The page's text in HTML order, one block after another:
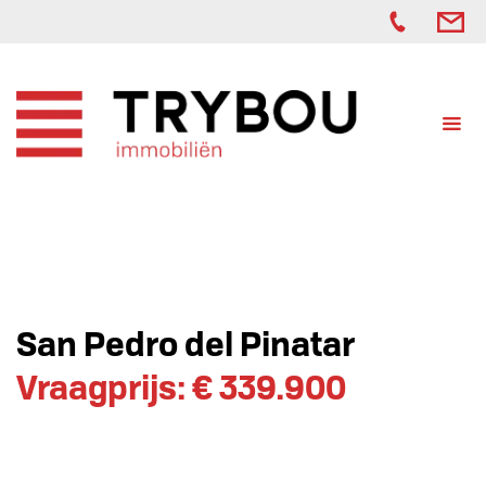
San Pedro del Pinatar
Vraagprijs: € 339.900